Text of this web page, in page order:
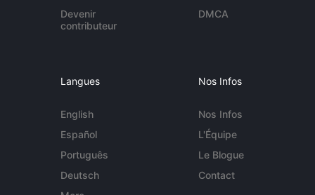
Devenir
contributeur
DMCA
Langues
English
Español
Português
Deutsch
Nos Infos
Nos Infos
L'Équipe
Le Blogue
Contact